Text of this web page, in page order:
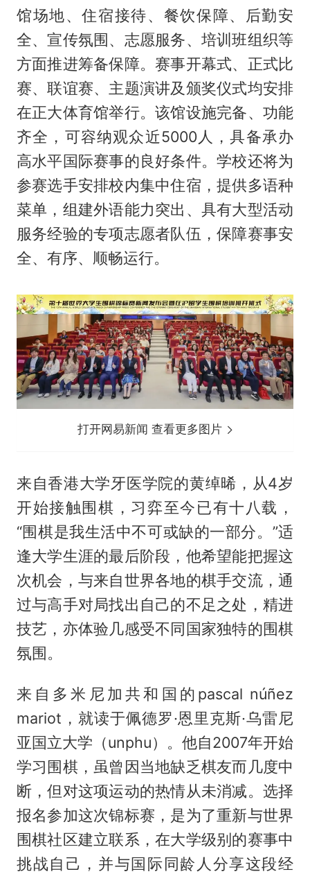
馆场地、住宿接待、餐饮保障、后勤安
全、宣传氛围、志愿服务、培训班组织等
方面推进筹备保障。赛事开幕式、正式比
赛、联谊赛、主题演讲及颁奖仪式均安排
在正大体育馆举行。该馆设施完备、功能
齐全，可容纳观众近5000人，具备承办
高水平国际赛事的良好条件。学校还将为
参赛选手安排校内集中住宿，提供多语种
菜单，组建外语能力突出、具有大型活动
服务经验的专项志愿者队伍，保障赛事安
全、有序、顺畅运行。
打开网易新闻 查看更多图片
来自香港大学牙医学院的黄绰晞，从4岁
开始接触围棋，习弈至今已有十八载，
“围棋是我生活中不可或缺的一部分。”适
逢大学生涯的最后阶段，他希望能把握这
次机会，与来自世界各地的棋手交流，通
过与高手对局找出自己的不足之处，精进
技艺，亦体验几感受不同国家独特的围棋
氛围。
来自多米尼加共和国的pascal núñez
mariot，就读于佩德罗·恩里克斯·乌雷尼
亚国立大学（unphu）。他自2007年开始
学习围棋，虽曾因当地缺乏棋友而几度中
断，但对这项运动的热情从未消减。选择
报名参加这次锦标赛，是为了重新与世界
围棋社区建立联系，在大学级别的赛事中
挑战自己，并与国际同龄人分享这段经